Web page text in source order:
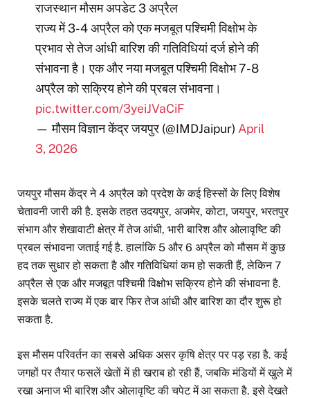
राजस्थान मौसम अपडेट 3 अप्रैल
राज्य में 3-4 अप्रैल को एक मजबूत पश्चिमी विक्षोभ के
प्रभाव से तेज आंधी बारिश की गतिविधियां दर्ज होने की
संभावना है। एक और नया मजबूत पश्चिमी विक्षोभ 7-8
अप्रैल को सक्रिय होने की प्रबल संभावना।
pic.twitter.com/3yeiJVaCiF
— मौसम विज्ञान केंद्र जयपुर (@IMDJaipur) April
3, 2026
जयपुर मौसम केंद्र ने 4 अप्रैल को प्रदेश के कई हिस्सों के लिए विशेष
चेतावनी जारी की है. इसके तहत उदयपुर, अजमेर, कोटा, जयपुर, भरतपुर
संभाग और शेखावाटी क्षेत्र में तेज आंधी, भारी बारिश और ओलावृष्टि की
प्रबल संभावना जताई गई है. हालांकि 5 और 6 अप्रैल को मौसम में कुछ
हद तक सुधार हो सकता है और गतिविधियां कम हो सकती हैं, लेकिन 7
अप्रैल से एक और मजबूत पश्चिमी विक्षोभ सक्रिय होने की संभावना है.
इसके चलते राज्य में एक बार फिर तेज आंधी और बारिश का दौर शुरू हो
सकता है.
इस मौसम परिवर्तन का सबसे अधिक असर कृषि क्षेत्र पर पड़ रहा है. कई
जगहों पर तैयार फसलें खेतों में ही खराब हो रही हैं, जबकि मंडियों में खुले में
रखा अनाज भी बारिश और ओलावृष्टि की चपेट में आ सकता है. इसे देखते